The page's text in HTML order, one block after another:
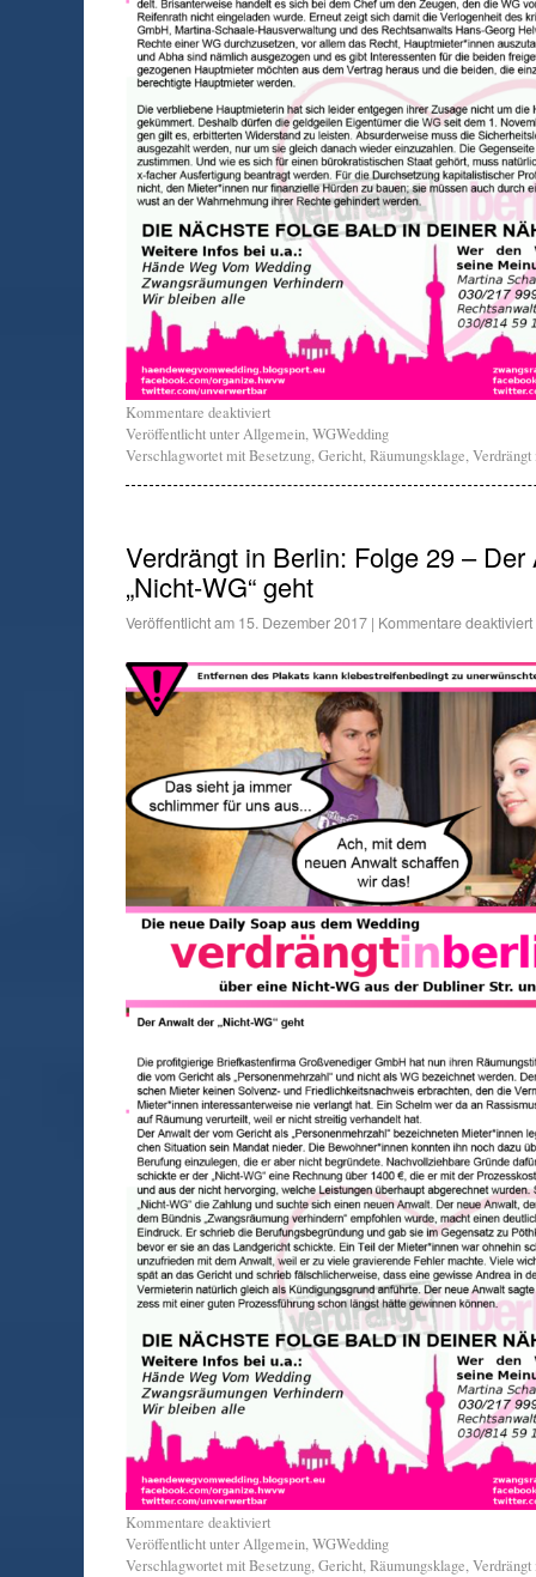
Kommentare deaktiviert
Veröffentlicht unterAllgemein,WGWedding
Verschlagwortet mitBesetzung,Gericht,Räumungsklage,
Verdrängt in Berlin: Folge 29 – Der
„Nicht-WG“ geht
Veröffentlicht am 15. Dezember 2017 | Kommentare deaktiviert
Kommentare deaktiviert
Veröffentlicht unterAllgemein,WGWedding
Verschlagwortet mitBesetzung,Gericht,Räumungsklage,